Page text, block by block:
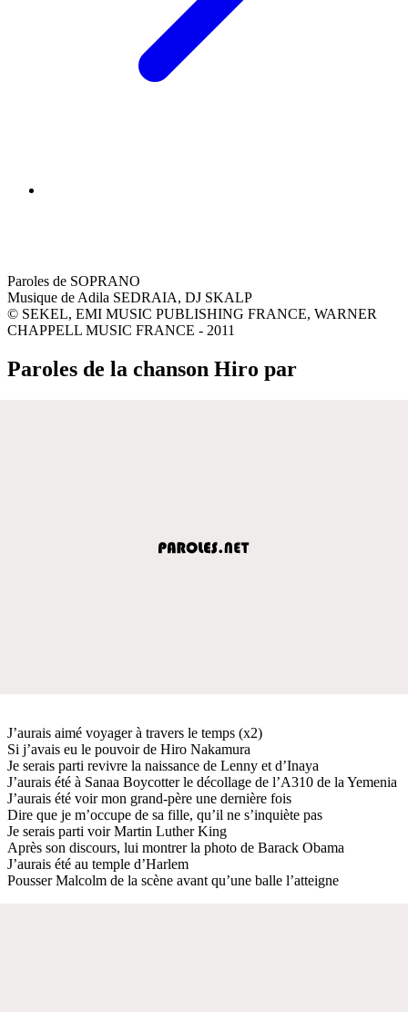
Paroles de SOPRANO
Musique de Adila SEDRAIA, DJ SKALP
© SEKEL, EMI MUSIC PUBLISHING FRANCE, WARNER
CHAPPELL MUSIC FRANCE - 2011
Paroles de la chanson Hiro par
J’aurais aimé voyager à travers le temps (x2)
Si j’avais eu le pouvoir de Hiro Nakamura
Je serais parti revivre la naissance de Lenny et d’Inaya
J’aurais été à Sanaa Boycotter le décollage de l’A310 de la Yemenia
J’aurais été voir mon grand-père une dernière fois
Dire que je m’occupe de sa fille, qu’il ne s’inquiète pas
Je serais parti voir Martin Luther King
Après son discours, lui montrer la photo de Barack Obama
J’aurais été au temple d’Harlem
Pousser Malcolm de la scène avant qu’une balle l’atteigne